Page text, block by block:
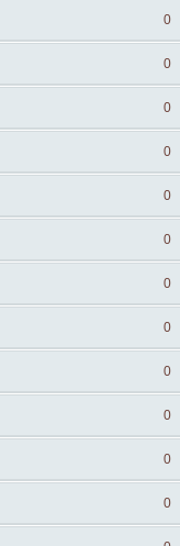
0
0
0
0
0
0
0
0
0
0
0
0